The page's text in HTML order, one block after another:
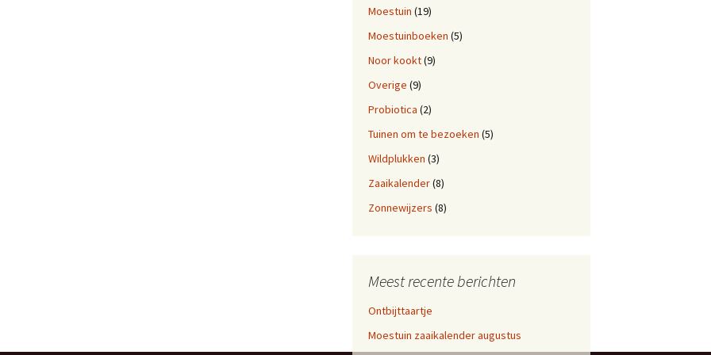
Moestuin (19)
Moestuinboeken (5)
Noor kookt(9)
Overige (9)
Probiotica (2)
Tuinen om te bezoeken (5)
Wildplukken (3)
Zaaikalender(8)
Zonnewijzers (8)
Meest recente berichten
Ontbijttaartje
Moestuin zaaikalender augustus